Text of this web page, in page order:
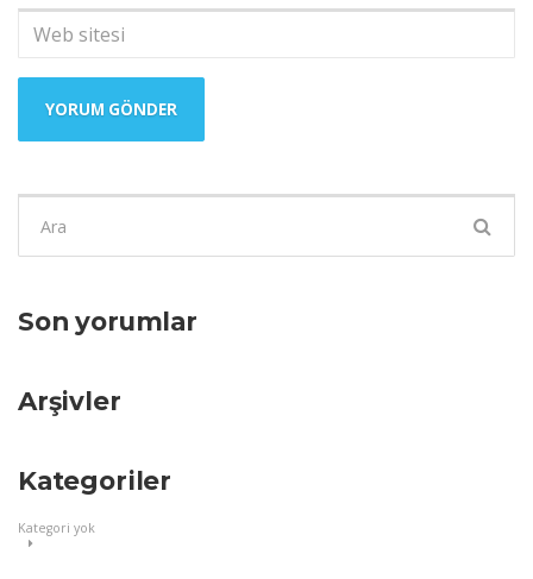
Adresi*
Web
ara:
Son yorumlar
Arşivler
Kategoriler
Kategori yok